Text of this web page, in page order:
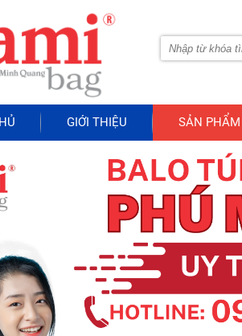
GIỚI THIỆU SẢN PHẨM